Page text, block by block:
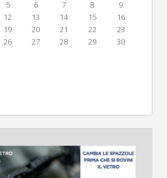
5 6 7 8
9
12 13 14 15
16
19 20 21 22
23
26 27 28 29
30